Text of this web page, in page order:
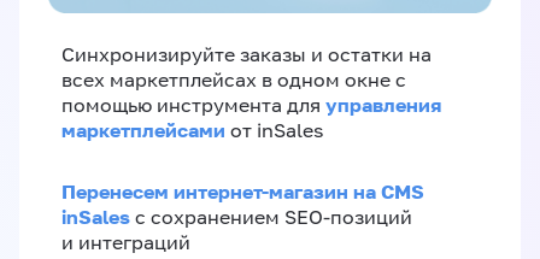
Синхронизируйте заказы и остатки на
всех маркетплейсах в одном окне с
помощью инструмента для управления
маркетплейсами от inSales
Перенесем интернет-магазин на CMS
inSales с сохранением SEO-позиций
и интеграций